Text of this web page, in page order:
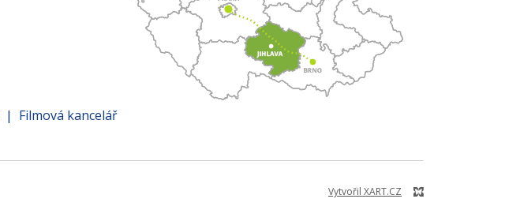
Filmová kancelář
Vytvořil XART.CZ